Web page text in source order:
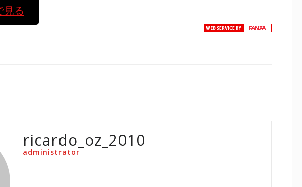
見る
ricardo_oz_2010
administrator